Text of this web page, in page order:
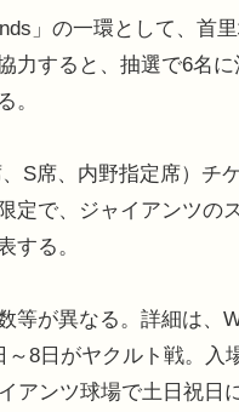
」の一環として、首
力すると、抽選で6名
。
S席、内野指定席）チ
定で、ジャイアンツの
する。
が異なる。詳細は、
8日がヤクルト戦。入
アンツ球場で土日祝